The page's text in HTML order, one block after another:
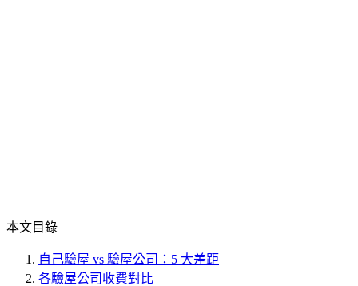
本文目錄
自己驗屋 vs 驗屋公司：5 大差距
各驗屋公司收費對比